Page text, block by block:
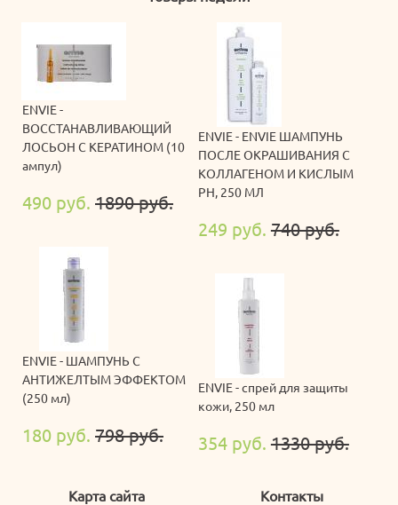
Карта сайта
ENVIE -
ВОССТАНАВЛИВАЮЩИЙ
ЛОСЬОН С КЕРАТИНОМ (10
ампул)
490 руб. 1890 руб.
ENVIE - ШАМПУНЬ С
АНТИЖЕЛТЫМ ЭФФЕКТОМ
(250 мл)
180 руб. 798 руб.
ENVIE - ENVIE ШАМПУНЬ
ПОСЛЕ ОКРАШИВАНИЯ С
КОЛЛАГЕНОМ И КИСЛЫМ
PH, 250 МЛ
249 руб. 740 руб.
ENVIE - спрей для защиты
кожи, 250 мл
354 руб. 1330 руб.
Контакты